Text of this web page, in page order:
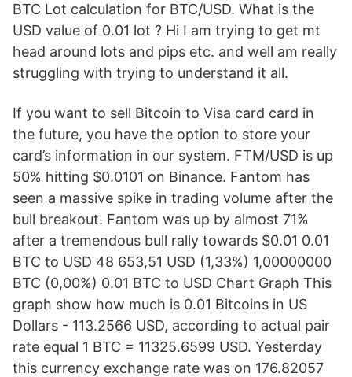
BTC Lot calculation for BTC/USD. What is the
USD value of 0.01 lot ? Hi I am trying to get mt
head around lots and pips etc. and well am really
struggling with trying to understand it all.
If you want to sell Bitcoin to Visa card card in
the future, you have the option to store your
card’s information in our system. FTM/USD is up
50% hitting $0.0101 on Binance. Fantom has
seen a massive spike in trading volume after the
bull breakout. Fantom was up by almost 71%
after a tremendous bull rally towards $0.01 0.01
BTC to USD 48 653,51 USD (1,33%) 1,00000000
BTC (0,00%) 0.01 BTC to USD Chart Graph This
graph show how much is 0.01 Bitcoins in US
Dollars - 113.2566 USD, according to actual pair
rate equal 1 BTC = 11325.6599 USD. Yesterday
this currency exchange rate was on 176.82057